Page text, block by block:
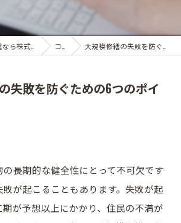
東京で大規模修繕なら株式会社センターオフィス コラム 大規模修繕の失敗を防ぐための6つのポイント
失敗を防ぐための6つのポイ
長期的な健全性にとって不可欠です
が起こることもあります。失敗が起
期が予想以上にかかり、住民の不満が